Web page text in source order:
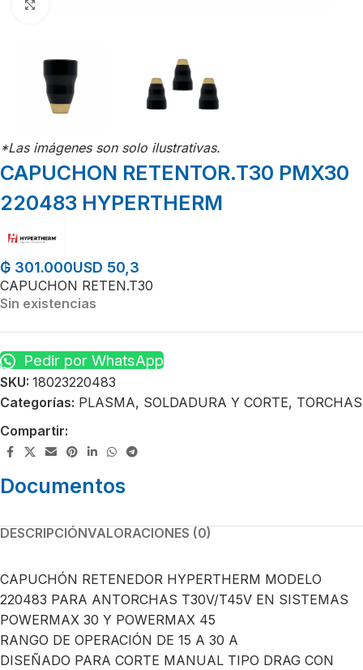
*Las imágenes son solo ilustrativas.
CAPUCHON RETENTOR.T30 PMX30
220483 HYPERTHERM
₲ 301.000USD 50,3
CAPUCHON RETEN.T30
Sin existencias
Pedir por WhatsApp
SKU: 18023220483
Categorías: PLASMA, SOLDADURA Y CORTE, TORCHAS
Compartir:
Documentos
DESCRIPCIÓNVALORACIONES (0)
CAPUCHÓN RETENEDOR HYPERTHERM MODELO
220483 PARA ANTORCHAS T30V/T45V EN SISTEMAS
POWERMAX 30 Y POWERMAX 45
RANGO DE OPERACIÓN DE 15 A 30 A
DISEÑADO PARA CORTE MANUAL TIPO DRAG CON